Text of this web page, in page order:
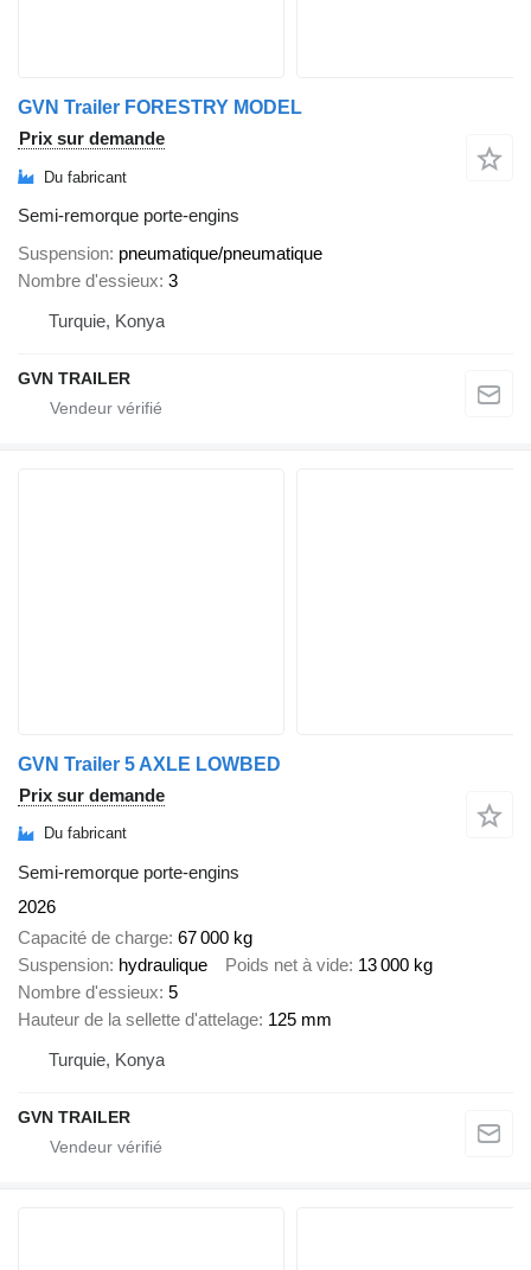
GVN Trailer FORESTRY MODEL
Prix sur demande
Du fabricant
Semi-remorque porte-engins
Suspension pneumatique/pneumatique
Nombre d'essieux 3
Turquie, Konya
GVN TRAILER
GVN Trailer 5 AXLE LOWBED
Prix sur demande
Du fabricant
Semi-remorque porte-engins
2026
Capacité de charge 67 000 kg
Suspension hydraulique Poids net à vide 13 000 kg
Nombre d'essieux 5
Hauteur de la sellette d'attelage 125 mm
Turquie, Konya
GVN TRAILER